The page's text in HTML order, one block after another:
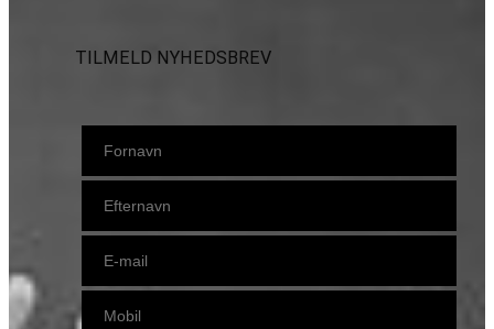
TILMELD NYHEDSBREV